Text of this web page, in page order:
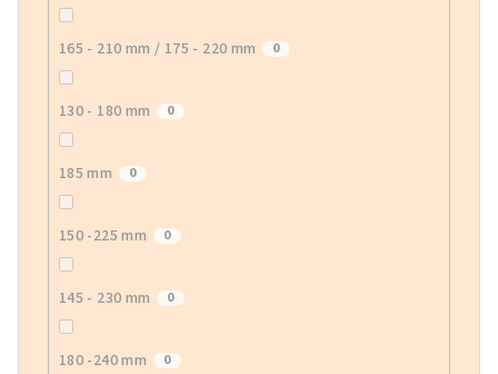
165 - 210 mm / 175 - 220 mm 0
130 - 180 mm 0
185 mm 0
150 -225 mm 0
145 - 230 mm 0
180 -240 mm 0